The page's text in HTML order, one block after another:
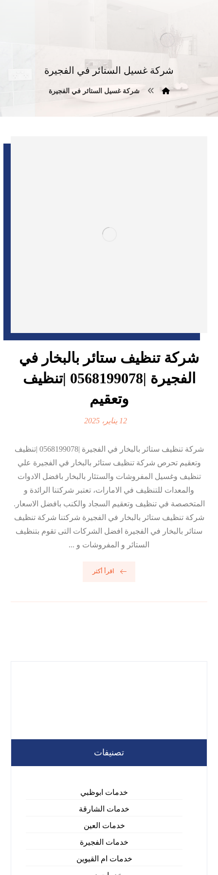
شركة غسيل الستائر في الفجيرة
شركة غسيل الستائر في الفجيرة
شركة تنظيف ستائر بالبخار في
الفجيرة |0568199078 |تنظيف
وتعقيم
12 يناير، 2025
شركة تنظيف ستائر بالبخار في الفجيرة |0568199078 |تنظيف
وتعقيم تحرص شركة تنظيف ستائر بالبخار في الفجيرة علي
تنظيف وغسيل المفروشات والستئار بالبخار بافضل الادوات
والمعدات للتنظيف في الامارات، تعتبر شركتنا الرائدة و
المتخصصة في تنظيف وتعقيم السجاد والكنب بافضل الاسعار.
شركة تنظيف ستائر بالبخار في الفجيرة شركتنا شركة تنظيف
ستائر بالبخار في الفجيرة افضل الشركات التى تقوم بتنظيف
الستائر و المفروشات و ...
اقرأ أكثر
تصنيفات
خدمات ابوظبي
خدمات الشارقة
خدمات العين
خدمات الفجيرة
خدمات ام القيوين